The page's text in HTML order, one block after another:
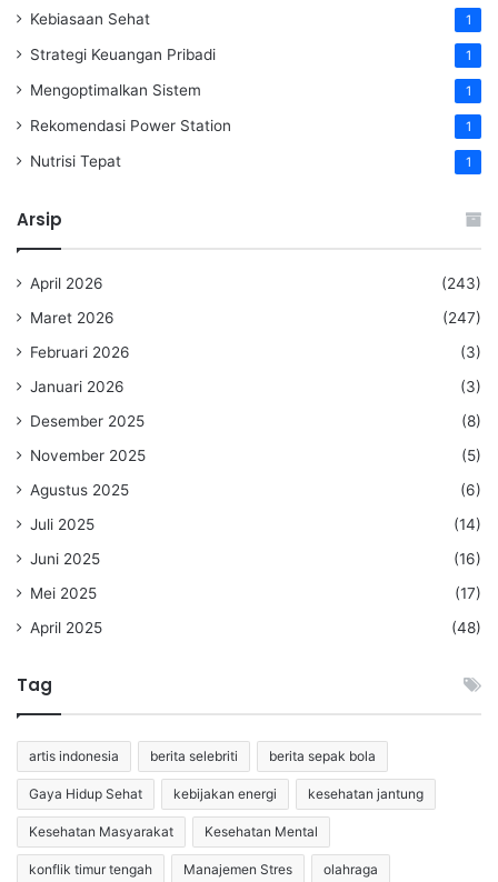
Kebiasaan Sehat 1
Strategi Keuangan Pribadi 1
Mengoptimalkan Sistem 1
Rekomendasi Power Station 1
Nutrisi Tepat 1
Arsip
April 2026
(243)
Maret 2026
(247)
Februari 2026
(3)
Januari 2026
(3)
Desember 2025
(8)
November 2025
(5)
Agustus 2025
(6)
Juli 2025
(14)
Juni 2025
(16)
Mei 2025
(17)
April 2025
(48)
Tag
artis indonesia berita selebriti berita sepak bola
Gaya Hidup Sehat kebijakan energi kesehatan jantung
Kesehatan Masyarakat Kesehatan Mental
konflik timur tengah Manajemen Stres olahraga